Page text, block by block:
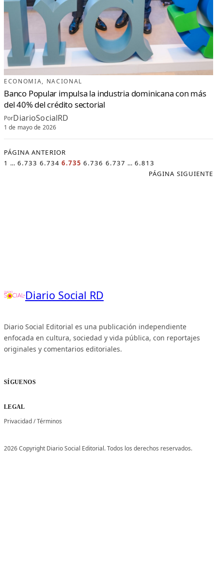
ECONOMIA, NACIONAL
Banco Popular impulsa la industria dominicana con más
del 40% del crédito sectorial
PorDiarioSocialRD
1 de mayo de 2026
PÁGINA ANTERIOR
1 … 6.733 6.734 6.735 6.736 6.737 … 6.813
PÁGINA SIGUIENTE
Diario Social RD
Diario Social Editorial es una publicación independiente
enfocada en cultura, sociedad y vida pública, con reportajes
originales y comentarios editoriales.
SÍGUENOS
LEGAL
Privacidad/Términos
2026 Copyright Diario Social Editorial. Todos los derechos reservados.